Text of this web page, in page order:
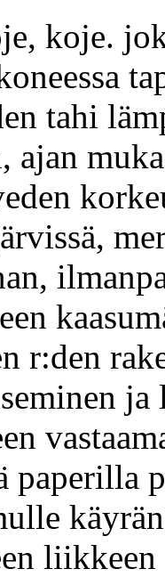
koje.
tahi
ajan
r:den
ja
paperilla
liikkeen